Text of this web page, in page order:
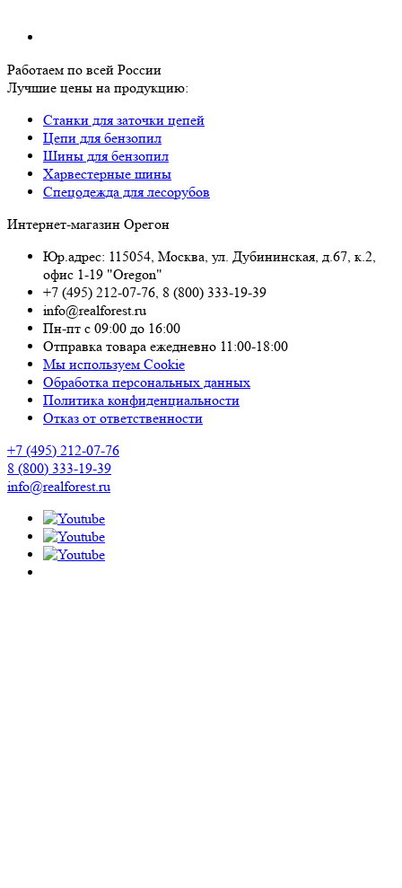
Работаем по всей России
Лучшие цены на продукцию:
Станки для заточки цепей
Цепи для бензопил
Шины для бензопил
Харвестерные шины
Спецодежда для лесорубов
Интернет-магазин Орегон
Юр.адрес: 115054, Москва, ул. Дубининская, д.67, к.2,
офис 1-19 "Oregon"
+7 (495) 212-07-76, 8 (800) 333-19-39
info@realforest.ru
Пн-пт с 09:00 до 16:00
Отправка товара ежедневно 11:00-18:00
Мы используем Cookie
Обработка персональных данных
Политика конфиденциальности
Отказ от ответственности
+7 (495) 212-07-76
8 (800) 333-19-39
info@realforest.ru